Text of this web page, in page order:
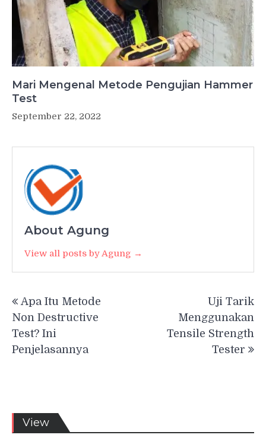
Mari Mengenal Metode Pengujian Hammer
Test
September 22, 2022
About Agung
View all posts by Agung →
navigation
Apa Itu Metode
Non Destructive
Test? Ini
Penjelasannya
Uji Tarik
Menggunakan
Tensile Strength
Tester
View